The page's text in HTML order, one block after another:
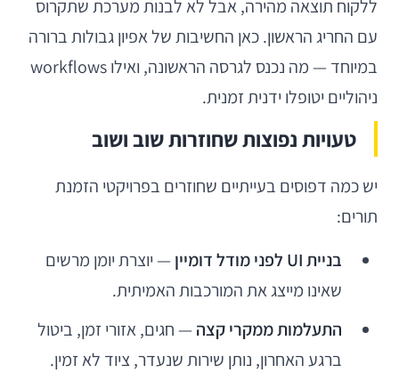
ללקוח תוצאה מהירה, אבל לא לבנות מערכת שתקרוס
עם החריג הראשון. כאן החשיבות של אפיון גבולות ברורה
במיוחד — מה נכנס לגרסה הראשונה, ואילו workflows
ניהוליים יטופלו ידנית זמנית.
טעויות נפוצות שחוזרות שוב ושוב
יש כמה דפוסים בעייתיים שחוזרים בפרויקטי הזמנת
תורים:
בניית UI לפני מודל דומיין
— יוצרת יומן מרשים
שאינו מייצג את המורכבות האמיתית.
התעלמות ממקרי קצה — חגים, אזורי זמן, ביטול
ברגע האחרון, נותן שירות שנעדר, ציוד לא זמין.